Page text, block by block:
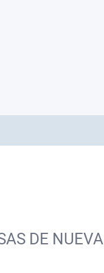
DE NUEVA